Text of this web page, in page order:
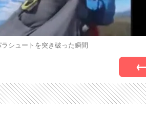
シュートを突き破った瞬間